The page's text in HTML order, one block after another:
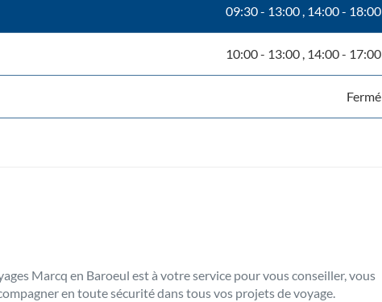
09:30- 13:00 14:00- 18:00
10:00- 13:00 14:00- 17:00
Fermé
Marcq en Baroeul est à votre service pour vous conseiller, vous
en toute sécurité dans tous vos projets de voyage.